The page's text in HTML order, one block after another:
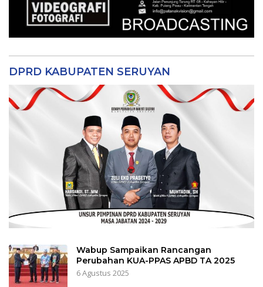
DPRD KABUPATEN SERUYAN
Wabup Sampaikan Rancangan
Perubahan KUA-PPAS APBD TA 2025
6 Agustus 2025